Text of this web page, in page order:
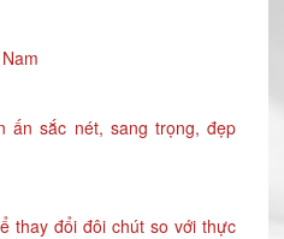
ấn sắc nét, sang trọng, đẹp
thay đổi đôi chút so với thực